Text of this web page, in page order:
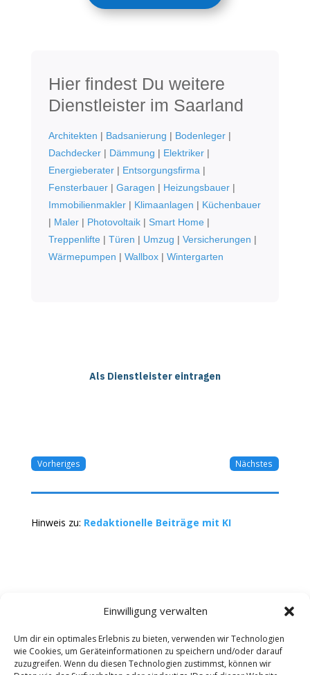
Einwilligung verwalten
Um dir ein optimales Erlebnis zu bieten, verwenden wir Technologien
wie Cookies, um Geräteinformationen zu speichern und/oder darauf
zuzugreifen. Wenn du diesen Technologien zustimmst, können wir
Hier findest Du weitere
Dienstleister im Saarland
Architekten | Badsanierung | Bodenleger|
Dachdecker| Dämmung | Elektriker|
Energieberater| Entsorgungsfirma |
Fensterbauer| Garagen | Heizungsbauer|
Immobilienmakler| Klimaanlagen | Küchenbauer
| Maler| Photovoltaik| Smart Home|
Treppenlifte| Türen | Umzug | Versicherungen |
Wärmepumpen | Wallbox| Wintergarten
Als Dienstleister eintragen
Vorheriges Nächstes
Hinweis zu: Redaktionelle Beiträge mit KI
Kontakt Impressum
Datenschutz
Werbung buchen
AGB